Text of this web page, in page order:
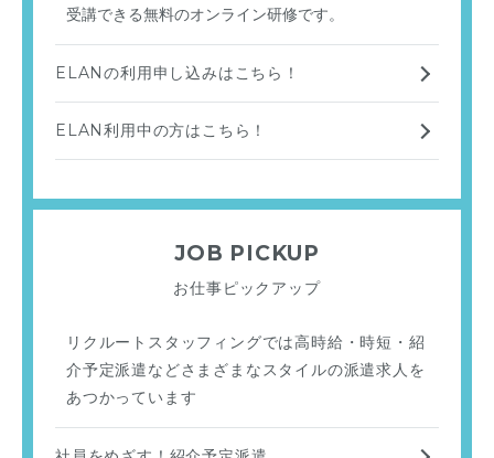
受講できる無料のオンライン研修です。
ELANの利用申し込みはこちら！
ELAN利用中の方はこちら！
JOB PICKUP
お仕事ピックアップ
リクルートスタッフィングでは高時給・時短・紹
介予定派遣などさまざまなスタイルの派遣求人を
あつかっています